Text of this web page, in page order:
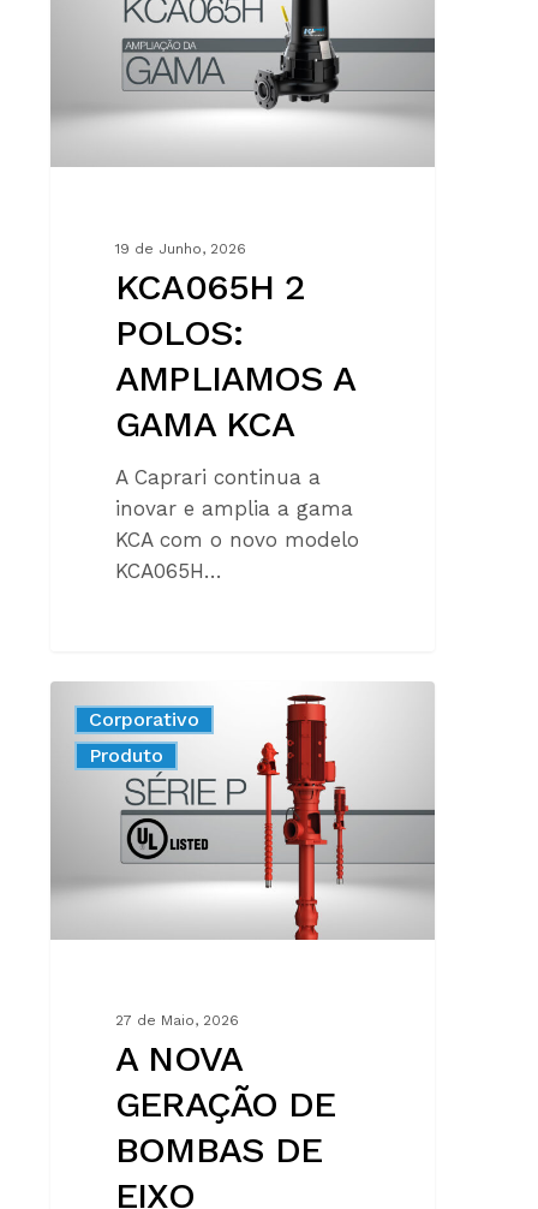
AMPLIAMOS
KCA
19 de Junho, 2026
KCA065H 2
POLOS:
AMPLIAMOS A
GAMA KCA
A Caprari continua a
inovar e amplia a gama
KCA com o novo modelo
KCA065H…
NOVA
GERAÇÃO
BOMBAS
EIXO
PARA
CONFORMIDADE
NORMA
Corporativo
New
Produto
27 de Maio, 2026
A NOVA
GERAÇÃO DE
BOMBAS DE
EIXO